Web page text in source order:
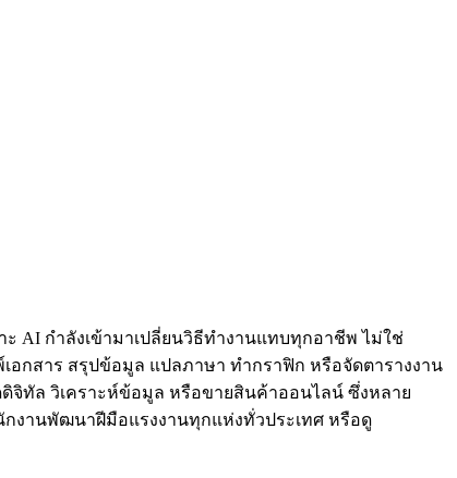
AI กำลังเข้ามาเปลี่ยนวิธีทำงานแทบทุกอาชีพ ไม่ใช่
อกสาร สรุปข้อมูล แปลภาษา ทำกราฟิก หรือจัดตารางงาน
จิทัล วิเคราะห์ข้อมูล หรือขายสินค้าออนไลน์ ซึ่งหลาย
งานพัฒนาฝีมือแรงงานทุกแห่งทั่วประเทศ หรือดู